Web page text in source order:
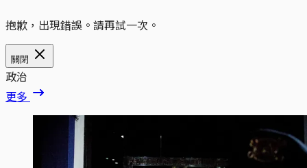
抱歉，出現錯誤。請再試一次。
關閉
政治
更多